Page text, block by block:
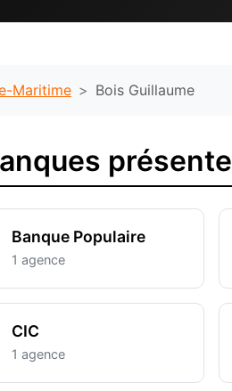
Maritime Bois Guillaume
Banque Populaire
1 agence
CIC
1 agence